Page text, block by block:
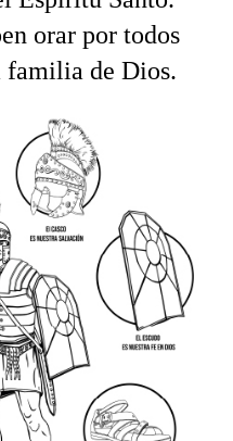
orar por todos
familia de Dios.